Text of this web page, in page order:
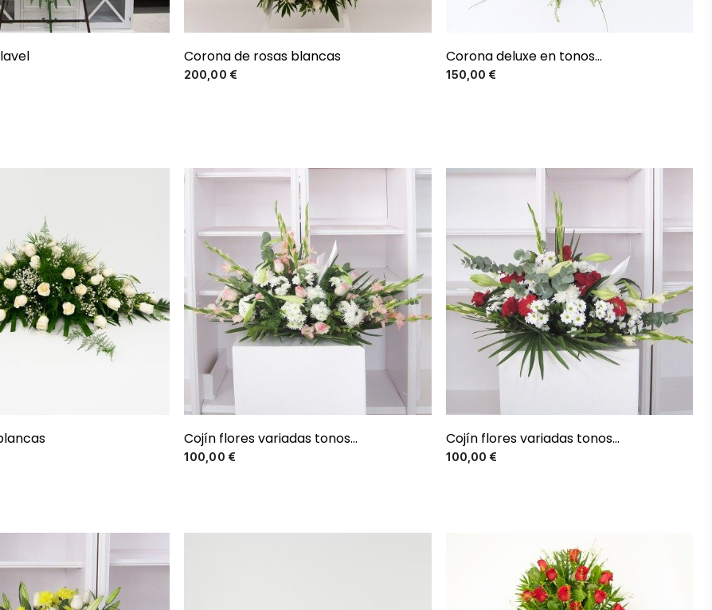
Corona de rosas blancas
200,00 €
Corona deluxe en tonos...
150,00 €
Cojín flores variadas tonos...
100,00 €
Cojín flores variadas tonos...
100,00 €